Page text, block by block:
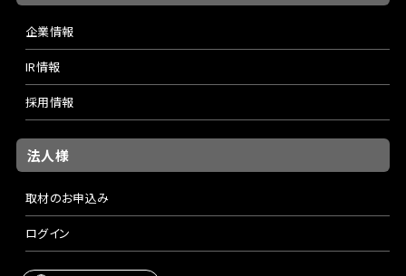
企業情報
IR情報
採用情報
法人様
取材のお申込み
ログイン